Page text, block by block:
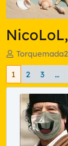
I
n
c
o
1 2 3 …